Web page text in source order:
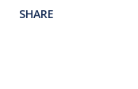
antara seorang lelaki
SHARE